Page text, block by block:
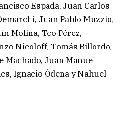
Espada, Juan Carlos
Juan Pablo Muzzio,
Molina, Teo Pérez,
Nicoloff, Tomás Billordo,
Machado, Juan Manuel
Ignacio Ódena y Nahuel